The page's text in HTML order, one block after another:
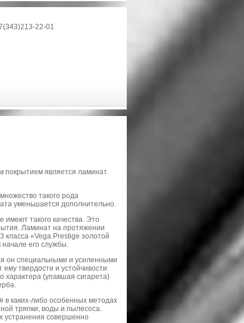
22-01
покрытием является ламинат.
такого рода
уменьшается дополнительно.
такого качества. Это
Ламинат на протяжении
класса «Vega Prestige золотой
начале его службы.
он специальными и усиленными
твердости и устойчивости
характера (упавшая сигарета)
в каких-либо особенных методах
тряпки, воды и пылесоса.
устранения совершенно